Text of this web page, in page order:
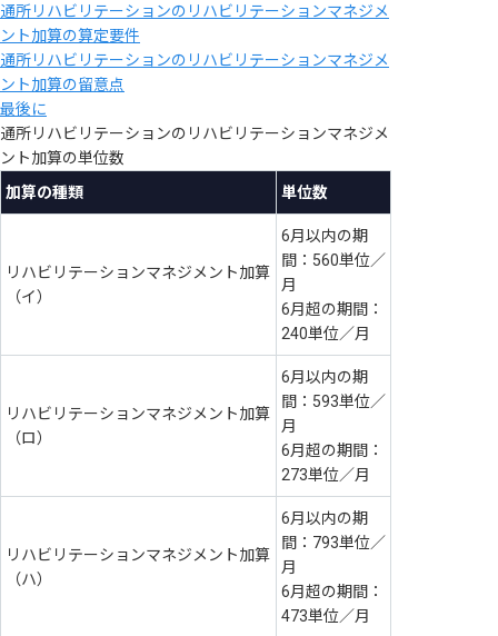
通所リハビリテーションのリハビリテーションマネジメ
ント加算の算定要件
通所リハビリテーションのリハビリテーションマネジメ
ント加算の留意点
最後に
通所リハビリテーションのリハビリテーションマネジメ
ント加算の単位数
加算の種類
単位数
リハビリテーションマネジメント加算
（イ）
6月以内の期
間：560単位／
月
6月超の期間：
240単位／月
リハビリテーションマネジメント加算
（ロ）
6月以内の期
間：593単位／
月
6月超の期間：
273単位／月
リハビリテーションマネジメント加算
（ハ）
6月以内の期
間：793単位／
月
6月超の期間：
473単位／月